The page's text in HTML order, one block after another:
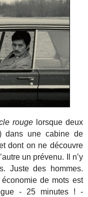
rouge lorsque deux
dans une cabine de
dont on ne découvre
un prévenu. Il n’y
Juste des hommes.
de mots est
- 25 minutes ! -